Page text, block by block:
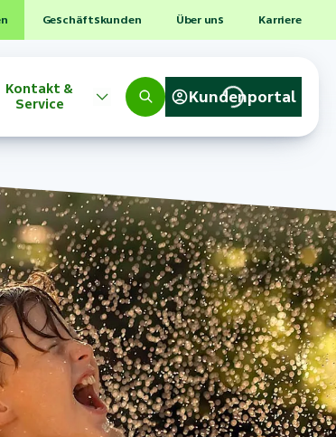
Geschäftskunden Über uns Karriere
Kontakt &
Service
Kundenportal